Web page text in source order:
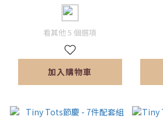
看其他 5 個選項
加入購物車